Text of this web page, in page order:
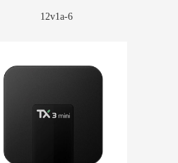
12v1a-6